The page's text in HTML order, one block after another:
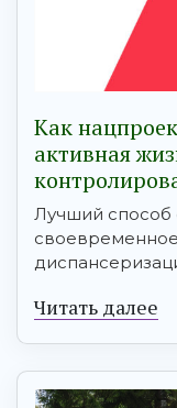
Как
активная
Лучший способ
Читать далее